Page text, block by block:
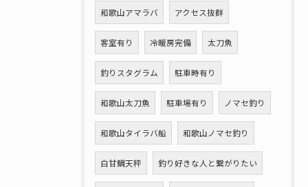
和歌山アマラバ アクセス抜群
客室有り 冷暖房完備 太刀魚
釣りスタグラム 駐車時有り
和歌山太刀魚 駐車場有り ノマセ釣り
和歌山タイラバ船 和歌山ノマセ釣り
白甘鯛天秤 釣り好きな人と繋がりたい